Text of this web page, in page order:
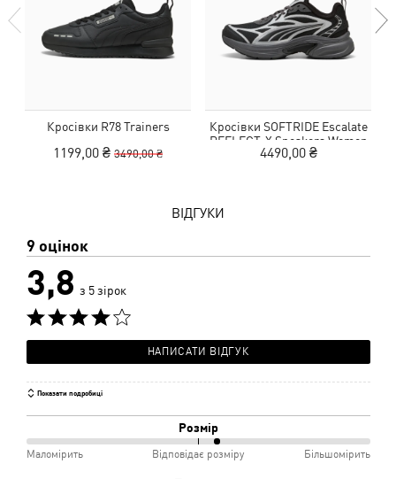
Кросівки R78 Trainers
1199,00 ₴ 3490,00 ₴
Кросівки SOFTRIDE Escalate
REFLECT-X Sneakers Women
4490,00 ₴
ВІДГУКИ
9 оцінок
3,8 з 5 зірок
НАПИСАТИ ВІДГУК
Показати подробиці
Розмір
56%
Маломірить Відповідає розміру Більшомірить